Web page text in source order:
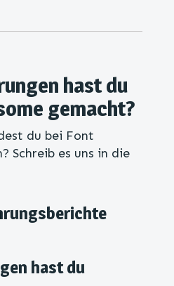
hast du
gemacht?
du bei Font
Schreib es uns in die
hast du